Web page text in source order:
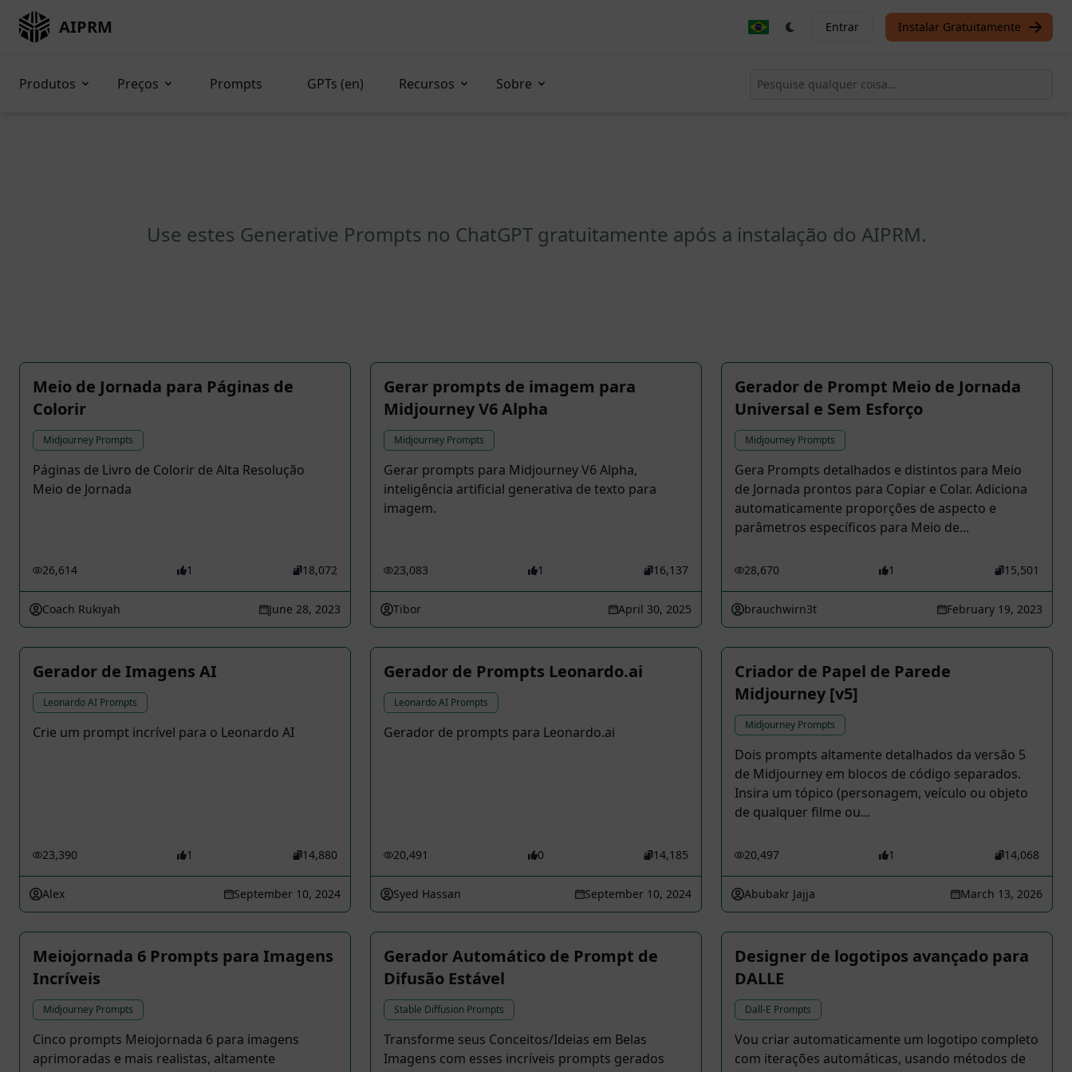
AIPRM Entrar Instalar Gratuitamente
Produtos Preços Prompts GPTs (en) Recursos Sobre
Use estes Generative Prompts no ChatGPT gratuitamente após a instalação do AIPRM.
Meio de Jornada para Páginas de
Colorir
Midjourney Prompts
Páginas de Livro de Colorir de Alta Resolução
Meio de Jornada
26,614 1 18,072
Coach Rukiyah June 28, 2023
Gerar prompts de imagem para
Midjourney V6 Alpha
Midjourney Prompts
Gerar prompts para Midjourney V6 Alpha,
inteligência artificial generativa de texto para
imagem.
23,083 1 16,137
Tibor April 30, 2025
Gerador de Prompt Meio de Jornada
Universal e Sem Esforço
Midjourney Prompts
Gera Prompts detalhados e distintos para Meio
de Jornada prontos para Copiar e Colar. Adiciona
automaticamente proporções de aspecto e
parâmetros específicos para Meio de...
28,670 1 15,501
brauchwirn3t February 19, 2023
Gerador de Imagens AI
Leonardo AI Prompts
Crie um prompt incrível para o Leonardo AI
23,390 1 14,880
Alex September 10, 2024
Gerador de Prompts Leonardo.ai
Leonardo AI Prompts
Gerador de prompts para Leonardo.ai
20,491 0 14,185
Syed Hassan September 10, 2024
Criador de Papel de Parede
Midjourney [v5]
Midjourney Prompts
Dois prompts altamente detalhados da versão 5
de Midjourney em blocos de código separados.
Insira um tópico (personagem, veículo ou objeto
de qualquer filme ou...
20,497 1 14,068
Abubakr Jajja March 13, 2026
Meiojornada 6 Prompts para Imagens
Incríveis
Midjourney Prompts
Cinco prompts Meiojornada 6 para imagens
aprimoradas e mais realistas, altamente
Gerador Automático de Prompt de
Difusão Estável
Stable Diffusion Prompts
Transforme seus Conceitos/Ideias em Belas
Imagens com esses incríveis prompts gerados
Designer de logotipos avançado para
DALLE
Dall-E Prompts
Vou criar automaticamente um logotipo completo
com iterações automáticas, usando métodos de